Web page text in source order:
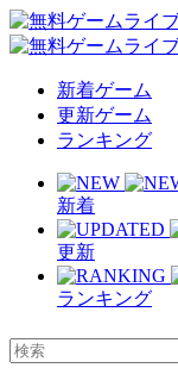
新着ゲーム
更新ゲーム
ランキング
新着
更新
ランキング